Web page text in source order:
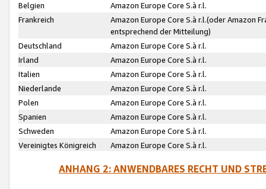
Belgien
Amazon Europe Core S.à r.l.
Frankreich
Amazon Europe Core S.à r.l.(oder Amazon
entsprechend der Mitteilung)
Deutschland
Amazon Europe Core S.à r.l.
Irland
Amazon Europe Core S.à r.l.
Italien
Amazon Europe Core S.à r.l.
Niederlande
Amazon Europe Core S.à r.l.
Polen
Amazon Europe Core S.à r.l.
Spanien
Amazon Europe Core S.à r.l.
Schweden
Amazon Europe Core S.à r.l.
Vereinigtes Königreich
Amazon Europe Core S.à r.l.
ANHANG 2: ANWENDBARES RECHT UND